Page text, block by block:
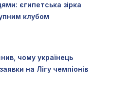
єгипетська зірка
клубом
чому українець
на Лігу чемпіонів